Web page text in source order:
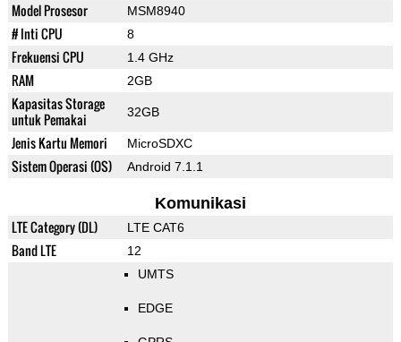
Model Prosesor MSM8940
# Inti CPU 8
Frekuensi CPU 1.4 GHz
RAM 2GB
Kapasitas Storage
untuk Pemakai
32GB
Jenis Kartu Memori MicroSDXC
Sistem Operasi (OS) Android 7.1.1
Komunikasi
LTE Category (DL) LTE CAT6
Band LTE 12
UMTS
EDGE